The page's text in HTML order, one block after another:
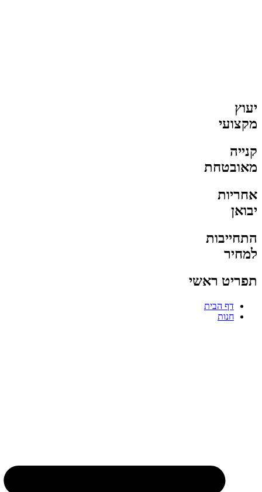
יעוץ
מקצועי
קנייה
מאובטחת
אחריות
יבואן
התחייבות
למחיר
תפריט ראשי
דף הבית
חנות